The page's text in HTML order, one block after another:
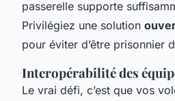
passerelle supporte
Privilégiez une solution
pour éviter d’être prisonnier
Interopérabilité des
Le vrai défi, c’est que vos